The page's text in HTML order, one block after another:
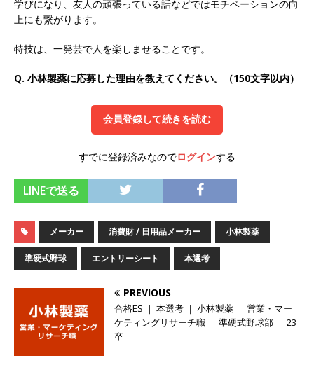
500万スタート ｜ 土日祝休み ｜ 東京勤務 ｜ ク
オンツ・コンサルティング
体育会積極採用企
[ 2026年5月14日 ] 【 28卒 ｜ ES自動合格!! 】 文
全てと取引する国内トップシェアのマグネシウム
均6ヶ月以上 ｜ ミツワ電機工業
体育会積極採
用企業
[ 2026年5月14日 ]
格!! 】 需要が伸び続ける安定したリフォーム業界
の専門商社 ｜ 大手メーカーとも取引多数!! ｜ 30
学びになり、友人の頑張っている話などではモチベーションの向
上にも繋がります。
特技は、一発芸で人を楽しませることです。
Q. 小林製薬に応募した理由を教えてください。（150文字以内）
会員登録して続きを読む
すでに登録済みなのでログインする
LINEで送る
メーカー 消費財 / 日用品メーカー 小林製薬
準硬式野球 エントリーシート 本選考
PREVIOUS
合格ES ｜ 本選考 ｜ 小林製薬 ｜ 営業・マー
ケティングリサーチ職 ｜ 準硬式野球部 ｜ 23
卒